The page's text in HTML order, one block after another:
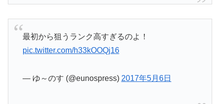
最初から狙うランク高すぎるのよ！
pic.twitter.com/h33kOOQj16
— ゆ～のす (@eunospress) 2017年5月6日